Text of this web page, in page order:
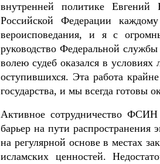
внутренней политике Евгений
Российской Федерации
вероисповедания, и я с
руководство Федеральной
волею судеб оказался в
оступившихся. Эта работа
государства, и мы всегда готовы
Активное сотрудничество ФСИН
барьер на пути
на регулярной основе в местах
исламских ценностей.